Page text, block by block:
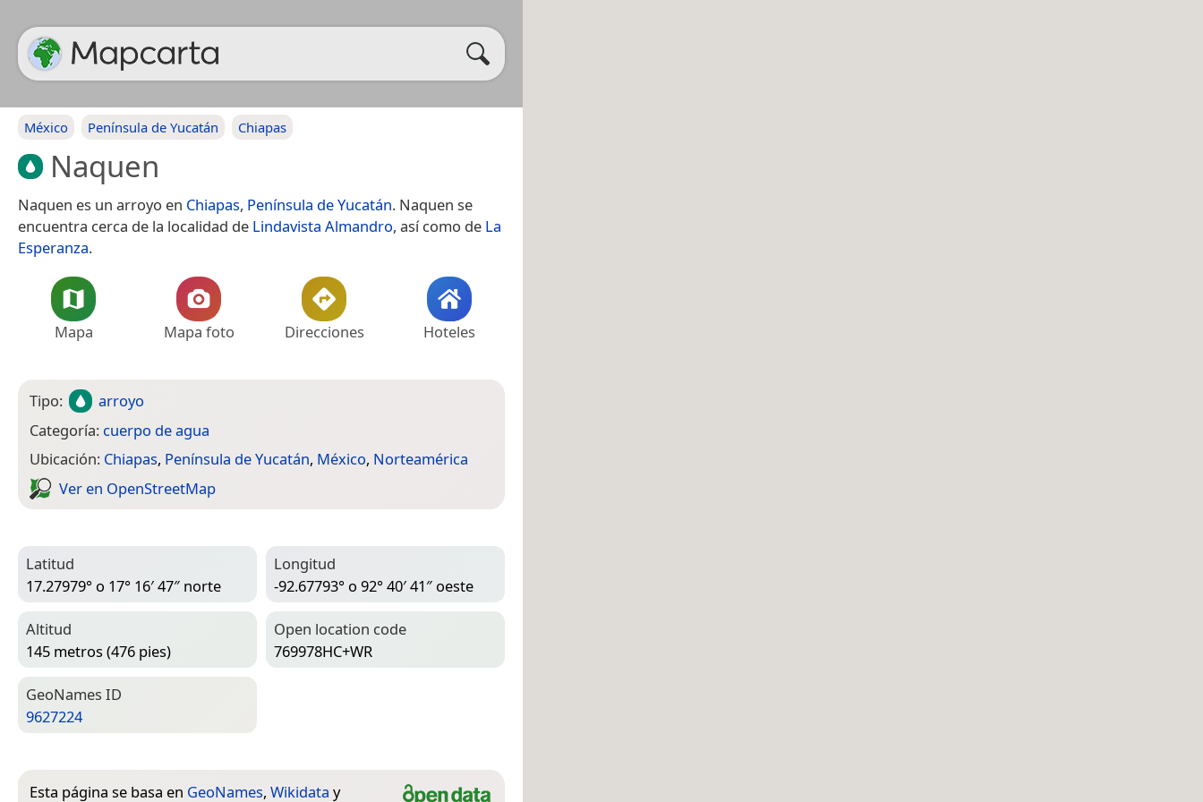
México Península de Yucatán Chiapas
Naquen
Naquen es un arroyo en Chiapas, Península de Yucatán. Naquen se
encuentra cerca de la localidad de Lindavista Almandro, así como de La
Esperanza.
Mapa Mapa foto Direcciones Hoteles
Tipo:
arroyo
Categoría: cuerpo de agua
Ubicación: Chiapas, Península de Yucatán, México, Norteamérica
Ver en Open­Street­Map
Latitud
17.27979° o 17° 16′ 47″ norte
Longitud
-92.67793° o 92° 40′ 41″ oeste
Altitud
145 metros (476 pies)
Open location code
769978HC+WR
Geo­Names ID
9627224
Esta página se basa en GeoNames, Wikidata y